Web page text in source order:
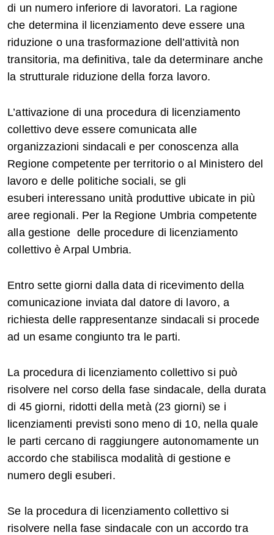
di un numero inferiore di lavoratori. La ragione
che determina il licenziamento deve essere una
riduzione o una trasformazione dell’attività non
transitoria, ma definitiva, tale da determinare anche
la strutturale riduzione della forza lavoro.
L’attivazione di una procedura di licenziamento
collettivo deve essere comunicata alle
organizzazioni sindacali e per conoscenza alla
Regione competente per territorio o al Ministero del
lavoro e delle politiche sociali, se gli
esuberi interessano unità produttive ubicate in più
aree regionali. Per la Regione Umbria competente
alla gestione delle procedure di licenziamento
collettivo è Arpal Umbria.
Entro sette giorni dalla data di ricevimento della
comunicazione inviata dal datore di lavoro, a
richiesta delle rappresentanze sindacali si procede
ad un esame congiunto tra le parti.
La procedura di licenziamento collettivo si può
risolvere nel corso della fase sindacale, della durata
di 45 giorni, ridotti della metà (23 giorni) se i
licenziamenti previsti sono meno di 10, nella quale
le parti cercano di raggiungere autonomamente un
accordo che stabilisca modalità di gestione e
numero degli esuberi.
Se la procedura di licenziamento collettivo si
risolvere nella fase sindacale con un accordo tra